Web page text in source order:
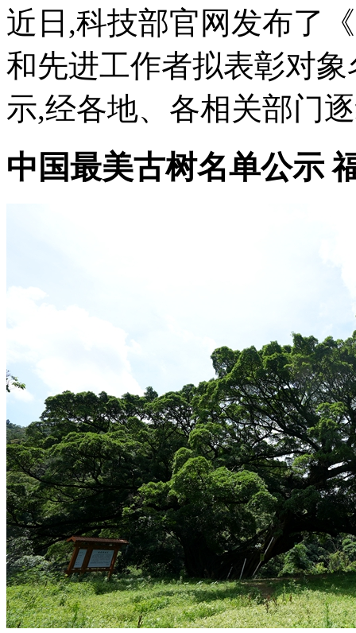
近日,科技部官网发布了
和先进工作者拟表彰对
示,经各地、各相关部门
中国最美古树名单公示